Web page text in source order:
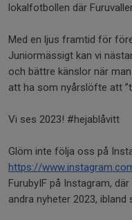
lokalfotbollen där
Med en ljus framtid för
Juniormässigt kan vi
och bättre känslor när
att ha som nyårslöfte att
Vi ses 2023! #hejablåvitt
Glöm inte följa oss på
https://
FurubyIF på Instagram,
andra nyheter 2023,